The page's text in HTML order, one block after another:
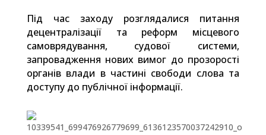
Під час заходу розглядалися питання
децентралізації та реформ місцевого
самоврядування, судової системи,
запровадження нових вимог до прозорості
органів влади в частині свободи слова та
доступу до публічної інформації.